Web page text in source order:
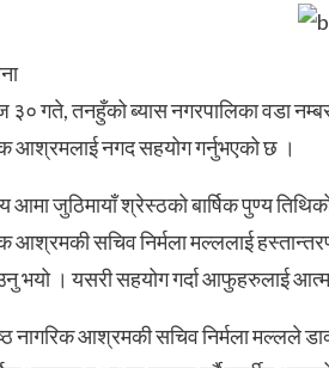
गते, तनहुँको ब्यास नगरपालिका वडा नम्बर
आश्रमलाई नगद सहयोग गर्नुभएको छ ।
आमा जुठिमायाँ श्रेस्ठको बार्षिक पुण्य
आश्रमकी सचिव निर्मला मल्ललाई
भयो । यसरी सहयोग गर्दा आफुहरुलाई
नागरिक आश्रमकी सचिव निर्मला मल्लले